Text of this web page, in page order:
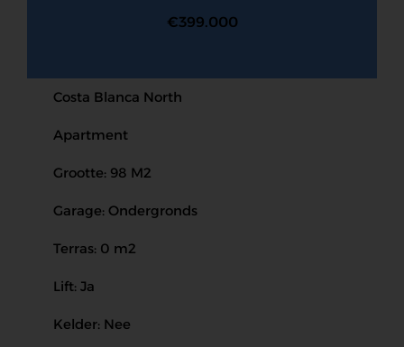
€399.000
Costa Blanca North
Apartment
Grootte: 98 M2
Garage: Ondergronds
Terras: 0 m2
Lift: Ja
Kelder: Nee